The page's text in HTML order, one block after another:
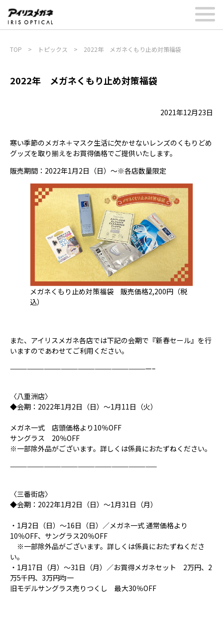
TOP > トピックス > 2022年 メガネくもり止め対策福袋
2022年 メガネくもり止め対策福袋
2021年12月23日
寒い季節のメガネ＋マスク生活に欠かせないレンズのくもりどめ
グッズを取り揃えをお買得価格でご提供いたします。
販売期間：2022年1月2日（日）～※各店数量限定
メガネくもり止め対策福袋 販売価格2,200円（税
込）
また、アイリスメガネ各店では下記の会期で『新春セール』を行
いますのであわせてご利用ください。
—————————————————————————–
〈八重洲店〉
◆会期：2022年1月2日（日）～1月11日（火）
メガネ一式 店頭価格より10％OFF
サングラス 20％OFF
※一部除外品がございます。詳しくは係員におたずねください。
——————————————————————————
〈三番街店〉
◆会期：2022年1月2日（日）～1月31日（月）
・1月2日（日）～16日（日）／メガネ一式 通常価格より
10％OFF、サングラス20％OFF
※一部除外品がございます。詳しくは係員におたずねくださ
い。
・1月17日（月）～31日（月）／お買得メガネセット 2万円、2
万5千円、3万円均一
旧モデルサングラス売りつくし 最大30％OFF